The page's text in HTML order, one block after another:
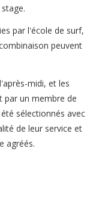
par l'école de surf,
peuvent
midi, et les
par un membre de
sélectionnés avec
de leur service et
agréés.